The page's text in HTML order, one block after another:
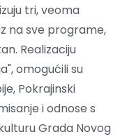
tri, veoma
na sve programe,
Realizaciju
omogućili su
Pokrajinski
i odnose s
Grada Novog